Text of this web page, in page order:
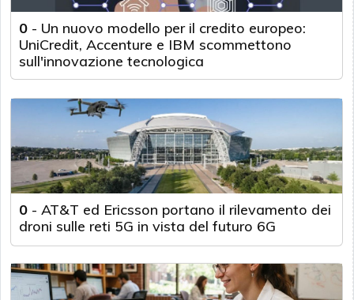
0 - Un nuovo modello per il credito europeo:
UniCredit, Accenture e IBM scommettono
sull'innovazione tecnologica
0 - AT&T ed Ericsson portano il rilevamento dei
droni sulle reti 5G in vista del futuro 6G